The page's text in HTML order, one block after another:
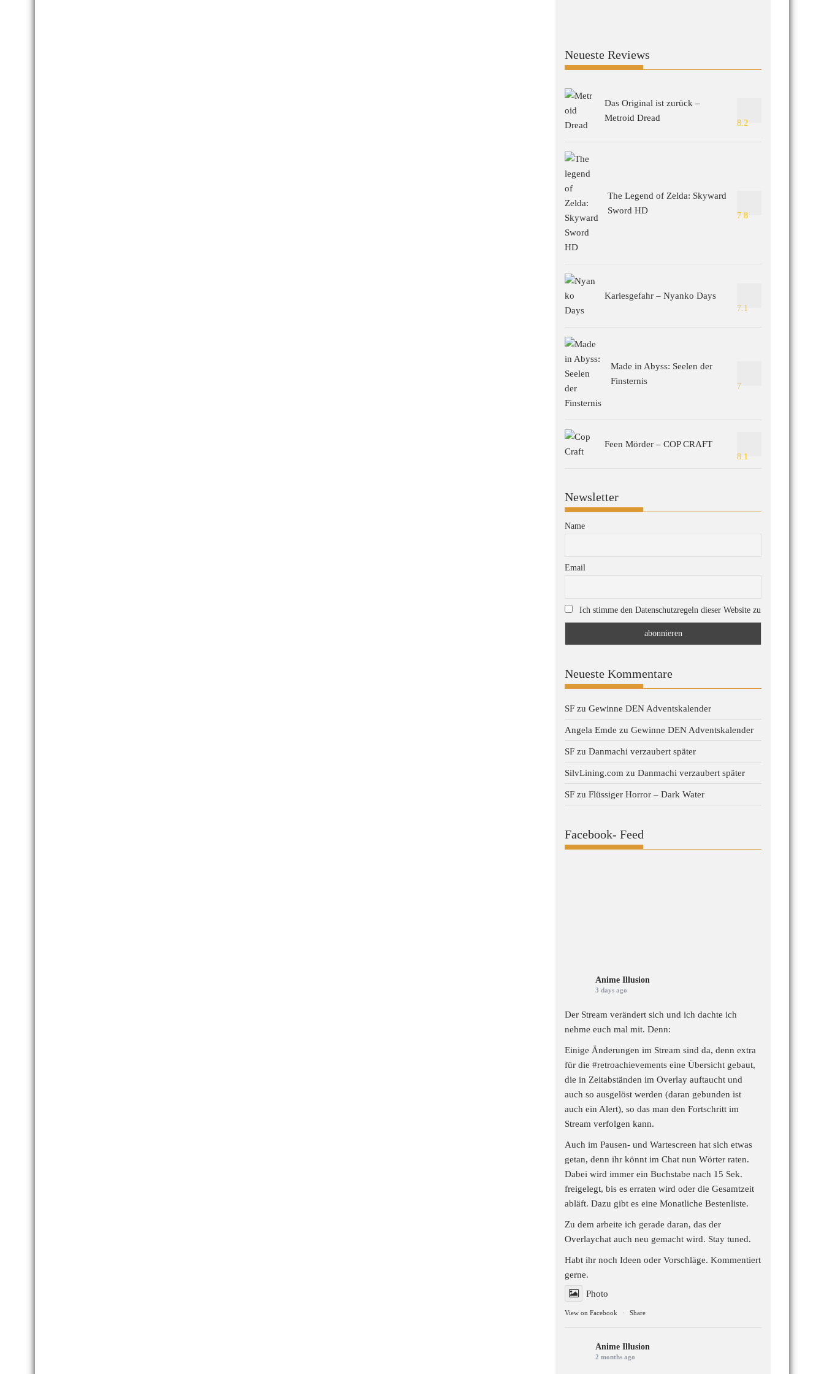
Neueste Reviews
Das Original ist zurück –
Metroid Dread
8.2
The Legend of Zelda: Skyward
Sword HD
7.8
Kariesgefahr – Nyanko Days
7.1
Made in Abyss: Seelen der
Finsternis
7
Feen Mörder – COP CRAFT
8.1
Newsletter
Name
Email
Ich stimme den Datenschutzregeln dieser Website zu
Neueste Kommentare
SF zu Gewinne DEN Adventskalender
Angela Emde zu Gewinne DEN Adventskalender
SF zu Danmachi verzaubert später
SilvLining.com zu Danmachi verzaubert später
SF zu Flüssiger Horror – Dark Water
Facebook- Feed
Anime Illusion
3 days ago
Der Stream verändert sich und ich dachte ich
nehme euch mal mit. Denn:
Einige Änderungen im Stream sind da, denn extra
für die #retroachievements eine Übersicht gebaut,
die in Zeitabständen im Overlay auftaucht und
auch so ausgelöst werden (daran gebunden ist
auch ein Alert), so das man den Fortschritt im
Stream verfolgen kann.
Auch im Pausen- und Wartescreen hat sich etwas
getan, denn ihr könnt im Chat nun Wörter raten.
Dabei wird immer ein Buchstabe nach 15 Sek.
freigelegt, bis es erraten wird oder die Gesamtzeit
abläft. Dazu gibt es eine Monatliche Bestenliste.
Zu dem arbeite ich gerade daran, das der
Overlaychat auch neu gemacht wird. Stay tuned.
Habt ihr noch Ideen oder Vorschläge. Kommentiert
gerne.
Photo
View on Facebook · Share
Anime Illusion
2 months ago